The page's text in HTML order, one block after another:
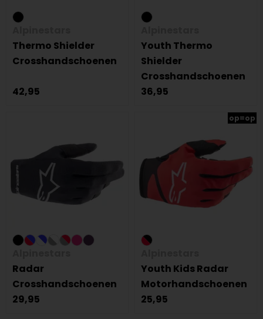
Thermo Shielder
Crosshandschoenen
42,95
Youth Thermo
Shielder
Crosshandschoenen
36,95
Radar
Crosshandschoenen
29,95
op=op
Youth Kids Radar
Motorhandschoenen
25,95